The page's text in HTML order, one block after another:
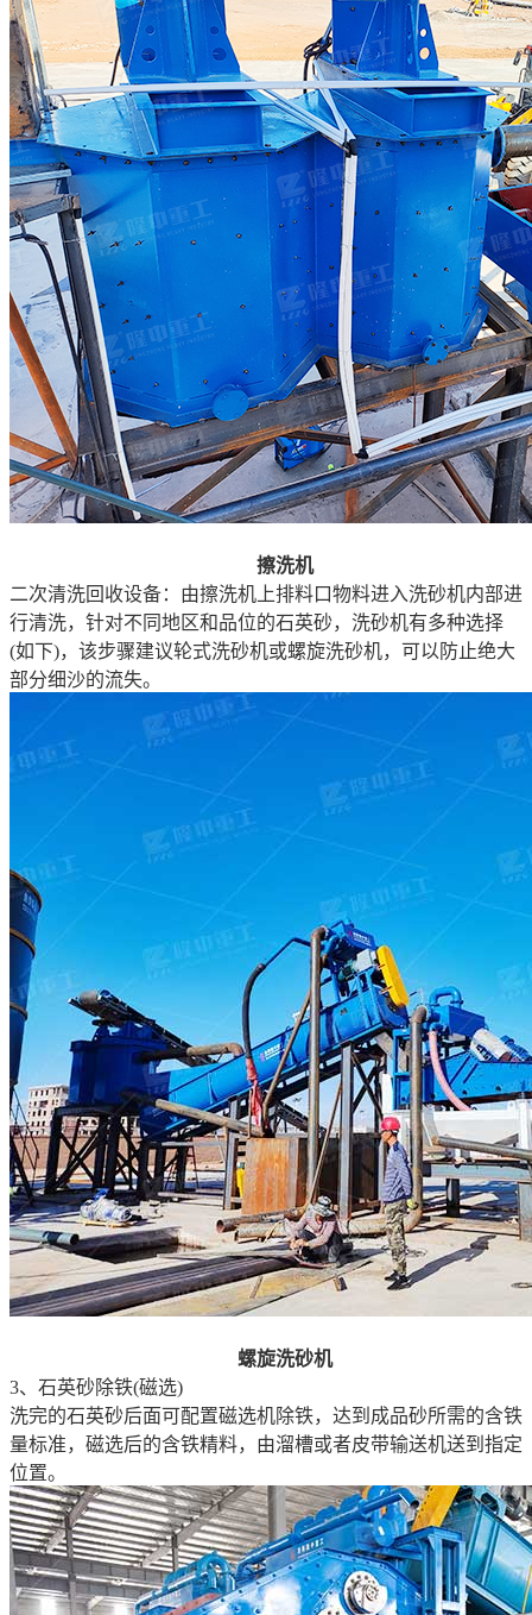
擦洗机
二次清洗回收设备：由擦洗机上排料口物料进入洗砂机内部进
行清洗，针对不同地区和品位的石英砂，洗砂机有多种选择
(如下)，该步骤建议轮式洗砂机或螺旋洗砂机，可以防止绝大
部分细沙的流失。
螺旋洗砂机
3、石英砂除铁(磁选)
洗完的石英砂后面可配置磁选机除铁，达到成品砂所需的含铁
量标准，磁选后的含铁精料，由溜槽或者皮带输送机送到指定
位置。